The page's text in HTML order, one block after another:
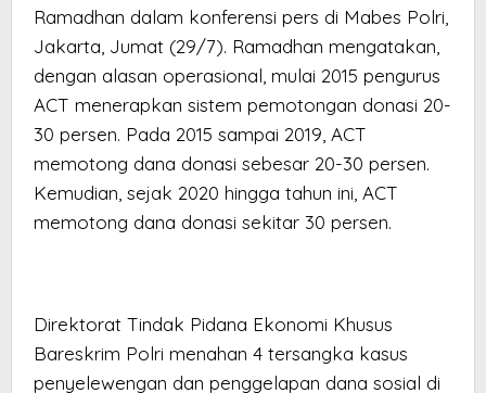
Ramadhan dalam konferensi pers di Mabes Polri,
Jakarta, Jumat (29/7). Ramadhan mengatakan,
dengan alasan operasional, mulai 2015 pengurus
ACT menerapkan sistem pemotongan donasi 20-
30 persen. Pada 2015 sampai 2019, ACT
memotong dana donasi sebesar 20-30 persen.
Kemudian, sejak 2020 hingga tahun ini, ACT
memotong dana donasi sekitar 30 persen.
Direktorat Tindak Pidana Ekonomi Khusus
Bareskrim Polri menahan 4 tersangka kasus
penyelewengan dan penggelapan dana sosial di